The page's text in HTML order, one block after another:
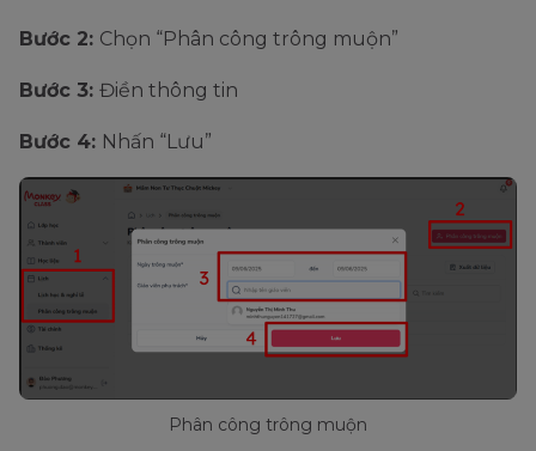
Bước 2: Chọn “Phân công trông muộn”
Bước 3: Điền thông tin
Bước 4: Nhấn “Lưu”
Phân công trông muộn